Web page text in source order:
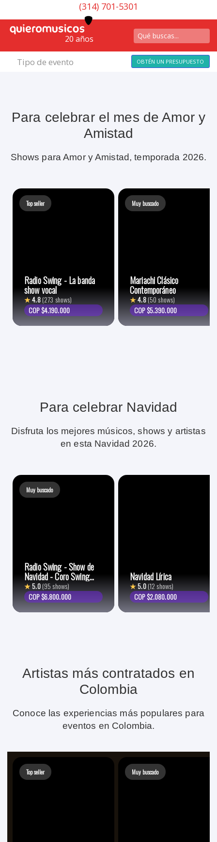
(314) 701-5301
20 años
Tipo de evento OBTÉN UN PRESUPUESTO
Para celebrar el mes de Amor y
Amistad
Shows para Amor y Amistad, temporada 2026.
Top seller
Radio Swing - La banda
show vocal
★4.8(273 shows)
COP $4.190.000
Muy buscado
Mariachi Clásico
Contemporáneo
★4.8(50 shows)
COP $5.390.000
Para celebrar Navidad
Disfruta los mejores músicos, shows y artistas
en esta Navidad 2026.
Muy buscado
Radio Swing - Show de
Navidad - Coro Swing
Choir
★5.0(95 shows)
COP $6.800.000
Navidad Lírica
★5.0(12 shows)
COP $2.080.000
Artistas más contratados en
Colombia
Conoce las experiencias más populares para
eventos en Colombia.
Top seller Muy buscado